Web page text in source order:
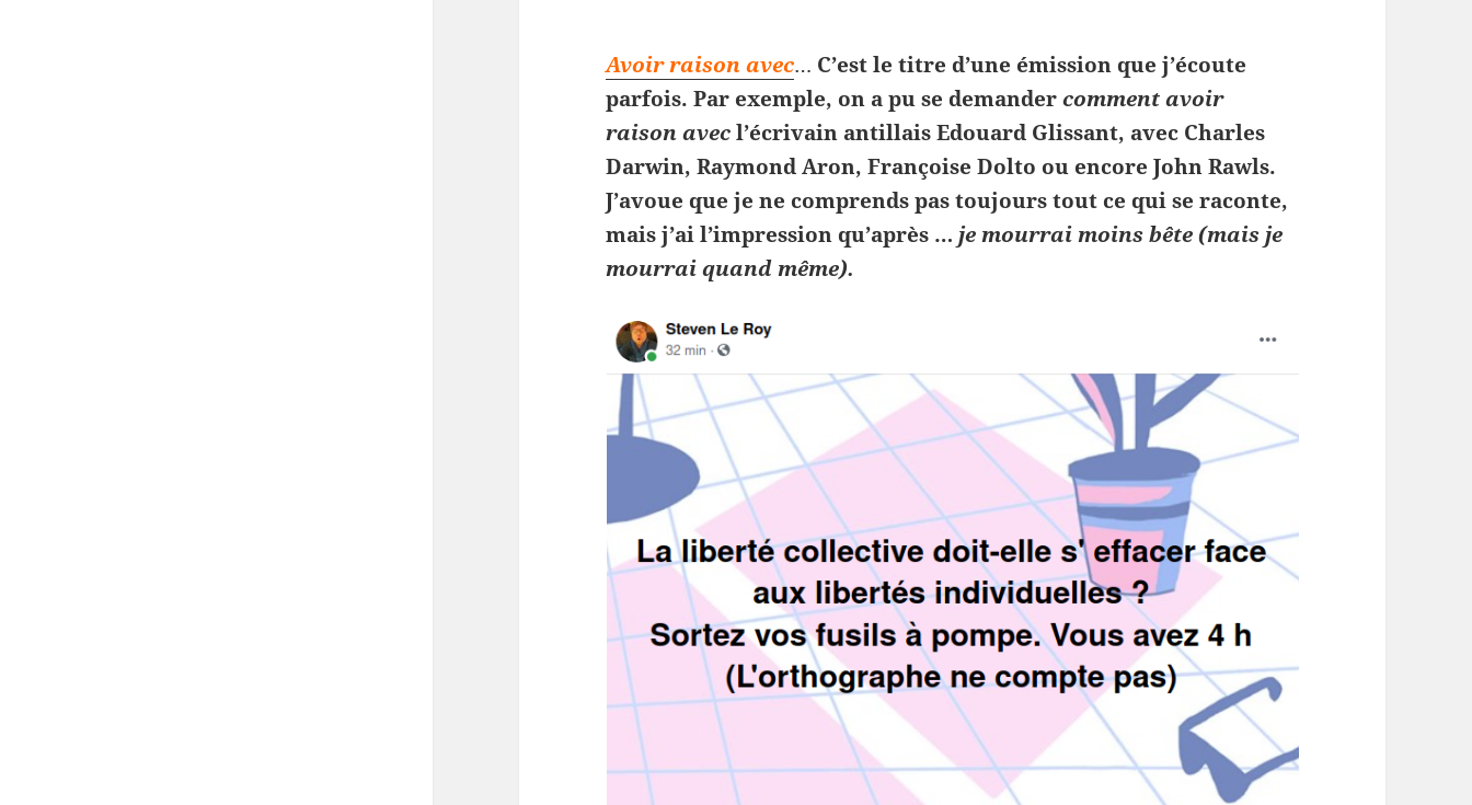
Avoir raison avec… C’est le titre d’une émission que j’écoute
parfois. Par exemple, on a pu se demandercomment avoir
raison avecl’écrivain antillais Edouard Glissant, avec Charles
Darwin, Raymond Aron, Françoise Dolto ou encore John Rawls.
J’avoue que je ne comprends pas toujours tout ce qui se raconte,
mais j’ai l’impression qu’après … je mourrai moins bête (mais je
mourrai quand même).